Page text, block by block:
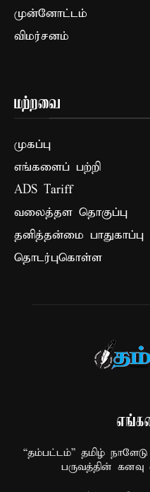
முன்னோட்டம்
விமர்சனம்
மற்றவை
முகப்பு
எங்களைப் பற்றி
ADS Tariff
வலைத்தள தொகுப்பு
தனித்தன்மை பாதுகாப்பு
தொடர்புகொள்ள
“தம்பட்டம்” தமிழ்
பருவத்தின்